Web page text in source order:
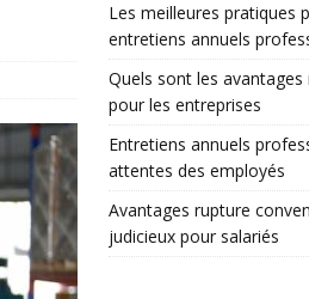
Les meilleures pratiques
entretiens annuels
Quels sont les
pour les entreprises
Entretiens annuels
attentes des employés
Avantages rupture
judicieux pour salariés